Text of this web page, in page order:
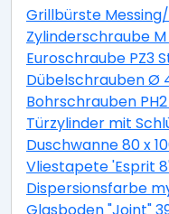
Grillbürste
Zylinderschraube
Euroschraube PZ3
Dübelschrauben Ø
Bohrschrauben
Türzylinder mit
Duschwanne 80 x
Vliestapete 'Esprit
Dispersionsfarbe